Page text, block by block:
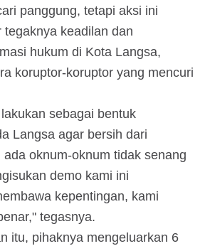
panggung, tetapi aksi ini
tegaknya keadilan dan
hukum di Kota Langsa,
koruptor-koruptor yang mencuri
sebagai bentuk
Langsa agar bersih dari
oknum-oknum tidak senang
demo kami ini
kepentingan, kami
tegasnya.
itu, pihaknya mengeluarkan 6